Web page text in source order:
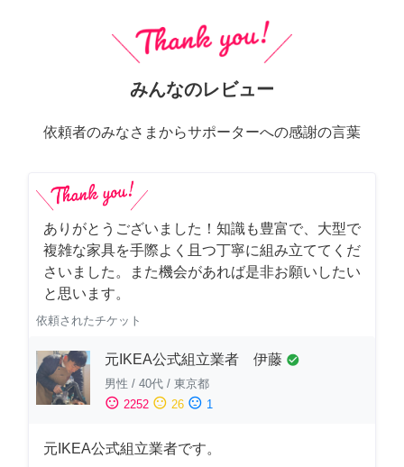
みんなのレビュー
依頼者のみなさまからサポーターへの感謝の言葉
ありがとうございました！知識も豊富で、大型で
複雑な家具を手際よく且つ丁寧に組み立ててくだ
さいました。また機会があれば是非お願いしたい
と思います。
依頼されたチケット
元IKEA公式組立業者 伊藤 check_circle
男性 / 40代 / 東京都
sentiment_satisfied 2252 sentiment_neutral 26 sentiment_dissatisfied 1
元IKEA公式組立業者です。